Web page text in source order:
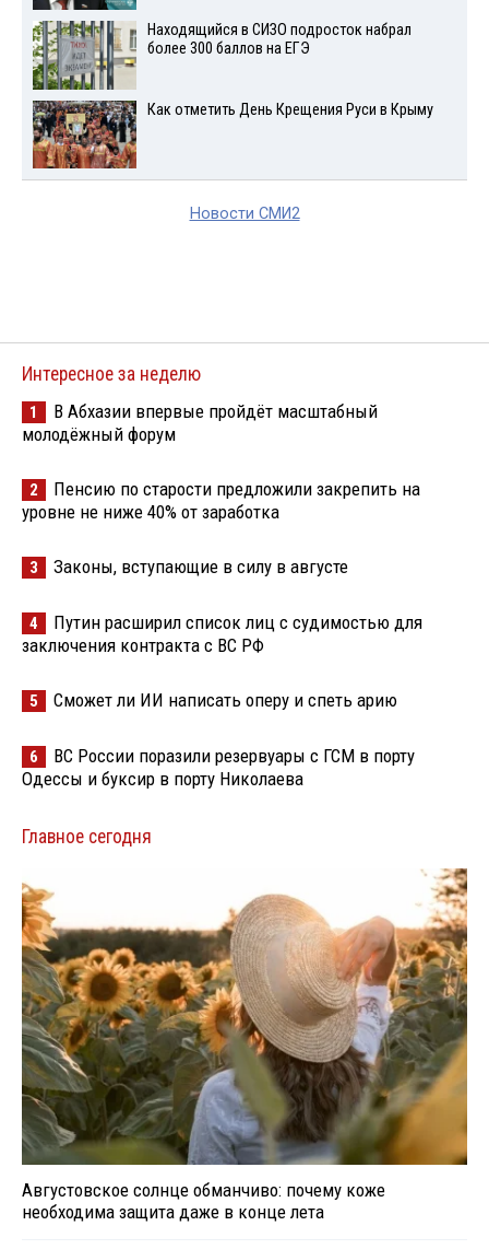
Находящийся в СИЗО подросток набрал
более 300 баллов на ЕГЭ
Как отметить День Крещения Руси в Крыму
Новости СМИ2
Интересное за неделю
1
В Абхазии впервые пройдёт масштабный
молодёжный форум
2
Пенсию по старости предложили закрепить на
уровне не ниже 40% от заработка
3 Законы, вступающие в силу в августе
4
Путин расширил список лиц с судимостью для
заключения контракта с ВС РФ
5 Сможет ли ИИ написать оперу и спеть арию
6
ВС России поразили резервуары с ГСМ в порту
Одессы и буксир в порту Николаева
Главное сегодня
Августовское солнце обманчиво: почему коже
необходима защита даже в конце лета